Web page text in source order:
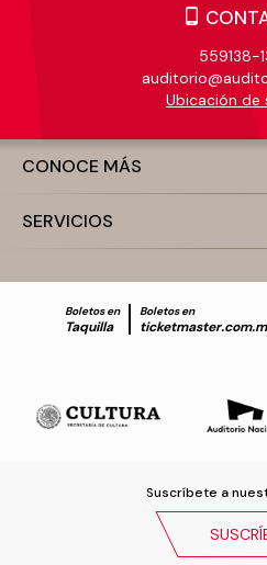
559138-
Ubicación de
CONOCE MÁS
SERVICIOS
Boletos en
Taquilla
Boletos en
Suscríbete a